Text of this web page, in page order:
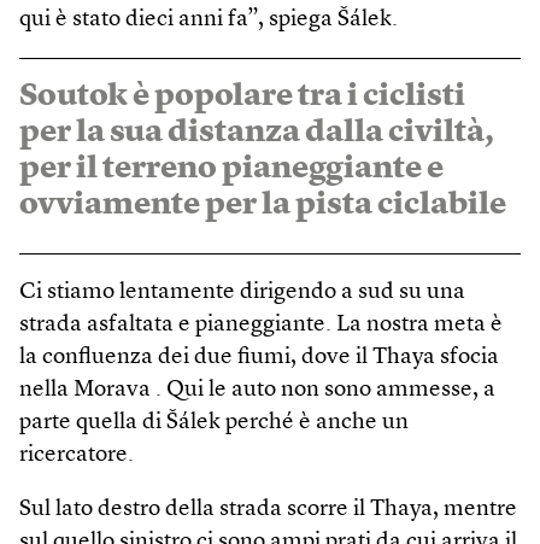
qui è stato dieci anni fa”, spiega Šálek.
Soutok è popolare tra i ciclisti
per la sua distanza dalla civiltà,
per il terreno pianeggiante e
ovviamente per la pista ciclabile
Ci stiamo lentamente dirigendo a sud su una
strada asfaltata e pianeggiante. La nostra meta è
la confluenza dei due fiumi, dove il Thaya sfocia
nella Morava . Qui le auto non sono ammesse, a
parte quella di Šálek perché è anche un
ricercatore.
Sul lato destro della strada scorre il Thaya, mentre